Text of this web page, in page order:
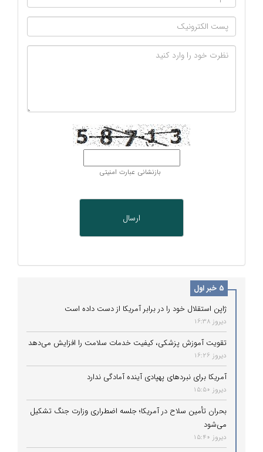
بازنشانی عبارت امنیتی
5 خبر اول
ژاپن استقلال خود را در برابر آمریکا از دست داده است
دیروز 16:38
تقویت آموزش پزشکی، کیفیت خدمات سلامت را افزایش می‌دهد
دیروز 16:26
آمریکا برای نبردهای پهپادی آینده آمادگی ندارد
دیروز 15:50
بحران تأمین سلاح در آمریکا؛ جلسه اضطراری وزارت جنگ تشکیل
می‌شود
دیروز 15:40